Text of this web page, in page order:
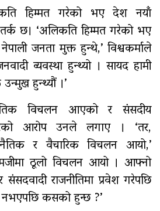
हिम्मत गरेको भए देश नयाँ
छ। ‘अलिकति हिम्मत गरेको भए
जनता मुक्त हुन्थे,’ विश्वकर्माले
व्यवस्था हुन्थ्यो । सायद हामी
हुन्थ्यौं ।’
विचलन आएको र संसदीय
आरोप उनले लगाए । ‘तर,
र वैचारिक विचलन आयो,’
ठूलो विचलन आयो । आफ्नो
संसदवादी राजनीतिमा प्रवेश गरेपछि
नभएपछि कसको हुन्छ ?’